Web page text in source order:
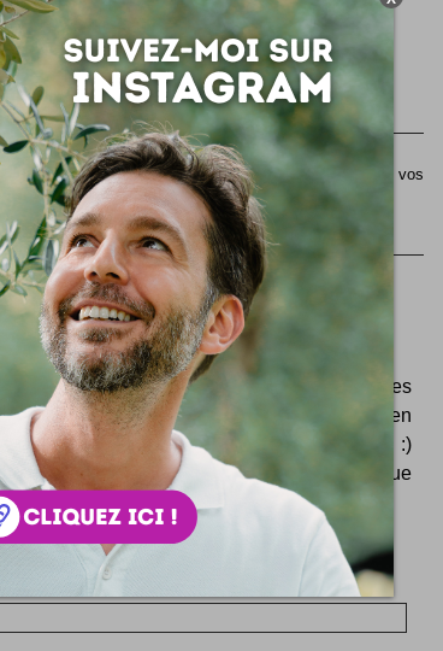
page !
& expert SEO. Mon job, rendre visible et lisible vos
depuis 1978.
!
qui twitte ! Oui, les Rambler sont des
les pas sur Twitter ! Un concept bien
comment on a pu vivre sans jusque là ! :)
la chaussure Twitter ... A chaque pas que